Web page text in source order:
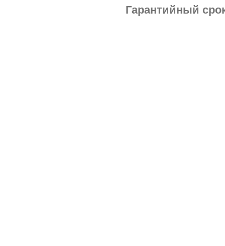
Гарантийный